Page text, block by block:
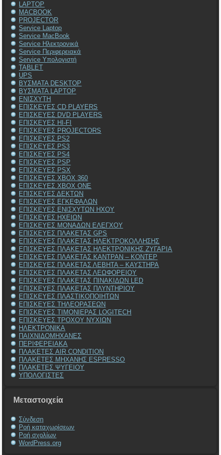
LAPTOP
MACBOOK
PROJECTOR
Service Laptop
Service MacBook
Service Ηλεκτρονικά
Service Περιφερειακά
Service Υπολογιστή
TABLET
UPS
ΒΥΣΜΑΤΑ DESKTOP
ΒΥΣΜΑΤΑ LAPTOP
ΕΝΙΣΧΥΤΗ
ΕΠΙΣΚΕΥΕΣ CD PLAYERS
ΕΠΙΣΚΕΥΕΣ DVD PLAYERS
ΕΠΙΣΚΕΥΕΣ HI-FI
ΕΠΙΣΚΕΥΕΣ PROJECTORS
ΕΠΙΣΚΕΥΕΣ PS2
ΕΠΙΣΚΕΥΕΣ PS3
ΕΠΙΣΚΕΥΕΣ PS4
ΕΠΙΣΚΕΥΕΣ PSP
ΕΠΙΣΚΕΥΕΣ PSX
ΕΠΙΣΚΕΥΕΣ XBOX 360
ΕΠΙΣΚΕΥΕΣ XBOX ONE
ΕΠΙΣΚΕΥΕΣ ΔΕΚΤΩΝ
ΕΠΙΣΚΕΥΕΣ ΕΓΚΕΦΑΛΩΝ
ΕΠΙΣΚΕΥΕΣ ΕΝΙΣΧΥΤΩΝ ΗΧΟΥ
ΕΠΙΣΚΕΥΕΣ ΗΧΕΙΩΝ
ΕΠΙΣΚΕΥΕΣ ΜΟΝΑΔΩΝ ΕΛΕΓΧΟΥ
ΕΠΙΣΚΕΥΕΣ ΠΛΑΚΕΤΑΣ GPS
ΕΠΙΣΚΕΥΕΣ ΠΛΑΚΕΤΑΣ ΗΛΕΚΤΡΟΚΟΛΛΗΣΗΣ
ΕΠΙΣΚΕΥΕΣ ΠΛΑΚΕΤΑΣ ΗΛΕΚΤΡΟΝΙΚΗΣ ΖΥΓΑΡΙΑ
ΕΠΙΣΚΕΥΕΣ ΠΛΑΚΕΤΑΣ ΚΑΝΤΡΑΝ – ΚΟΝΤΕΡ
ΕΠΙΣΚΕΥΕΣ ΠΛΑΚΕΤΑΣ ΛΕΒΗΤΑ – ΚΑΥΣΤΗΡΑ
ΕΠΙΣΚΕΥΕΣ ΠΛΑΚΕΤΑΣ ΛΕΩΦΟΡΕΙΟΥ
ΕΠΙΣΚΕΥΕΣ ΠΛΑΚΕΤΑΣ ΠΙΝΑΚΙΔΩΝ LED
ΕΠΙΣΚΕΥΕΣ ΠΛΑΚΕΤΑΣ ΠΛΥΝΤΗΡΙΟΥ
ΕΠΙΣΚΕΥΕΣ ΠΛΑΣΤΙΚΟΠΟΙΗΤΩΝ
ΕΠΙΣΚΕΥΕΣ ΤΗΛΕΟΡΑΣΕΩΝ
ΕΠΙΣΚΕΥΕΣ ΤΙΜΟΝΙΕΡΑΣ LOGITECH
ΕΠΙΣΚΕΥΕΣ ΤΡΟΧΟΥ ΝΥΧΙΩΝ
ΗΛΕΚΤΡΟΝΙΚΑ
ΠΑΙΧΝΙΔΟΜΗΧΑΝΕΣ
ΠΕΡΙΦΕΡΕΙΑΚΑ
ΠΛΑΚΕΤΕΣ AIR CONDITION
ΠΛΑΚΕΤΕΣ ΜΗΧΑΝΗΣ ESPRESSO
ΠΛΑΚΕΤΕΣ ΨΥΓΕΙΟΥ
ΥΠΟΛΟΓΙΣΤΕΣ
Μεταστοιχεία
Σύνδεση
Ροή καταχωρίσεων
Ροή σχολίων
WordPress.org